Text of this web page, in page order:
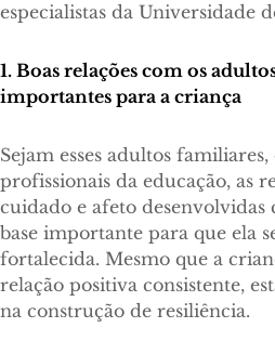
especialistas da Universidade
1. Boas relações com os
importantes para a criança
Sejam esses adultos
profissionais da educação, as
cuidado e afeto desenvolvidas
base importante para que ela
fortalecida. Mesmo que a
relação positiva consistente,
na construção de resiliência.